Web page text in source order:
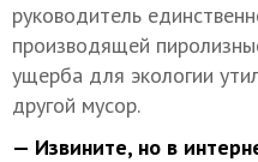
руководитель
производящей
ущерба для экологии
другой мусор.
— Извините, но в